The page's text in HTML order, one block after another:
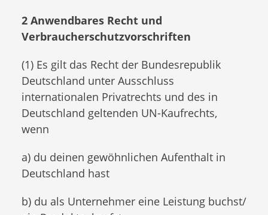
2 Anwendbares Recht und
Verbraucherschutzvorschriften
(1) Es gilt das Recht der Bundesrepublik
Deutschland unter Ausschluss
internationalen Privatrechts und des in
Deutschland geltenden UN-Kaufrechts,
wenn
a) du deinen gewöhnlichen Aufenthalt in
Deutschland hast
b) du als Unternehmer eine Leistung buchst/